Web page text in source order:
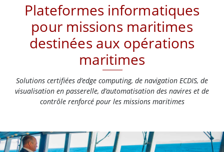
Plateformes informatiques
pour missions maritimes
destinées aux opérations
maritimes
Solutions certifiées d’edge computing, de navigation ECDIS, de
visualisation en passerelle, d’automatisation des navires et de
contrôle renforcé pour les missions maritimes